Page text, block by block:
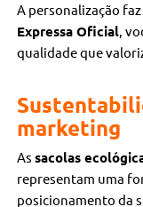
A personalização
Expressa Oficial,
qualidade que
marketing
Assacolas
representam uma
posicionamento da